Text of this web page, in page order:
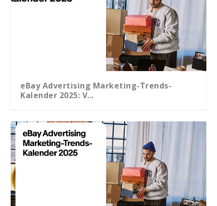
eBay Advertising Marketing-Trends-
Kalender 2025: V...